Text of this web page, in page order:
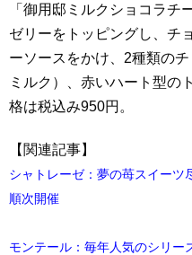
「御用邸ミルクショコラチ
ゼリーをトッピングし、チ
ーソースをかけ、2種類の
ミルク）、赤いハート型の
格は税込み950円。
【関連記事】
シャトレーゼ：夢の苺スイーツ
順次開催
モンテール：毎年人気のシリー